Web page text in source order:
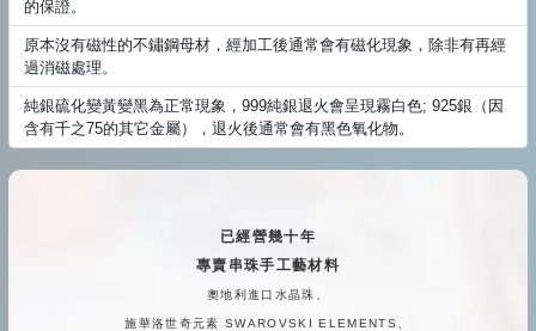
的保證。
原本沒有磁性的不鏽鋼母材，經加工後通常會有磁化現象，除非有再經
過消磁處理。
純銀硫化變黃變黑為正常現象，999純銀退火會呈現霧白色; 925銀（因
含有千之75的其它金屬），退火後通常會有黑色氧化物。
已經營幾十年
專賣串珠手工藝材料
奧地利進口水晶珠、
施華洛世奇元素 SWAROVSKI ELEMENTS、